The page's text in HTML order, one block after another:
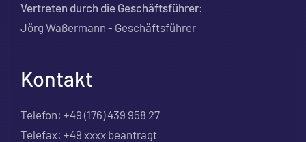
Vertreten durch die Geschäftsführer:
Jörg Waßermann - Geschäftsführer
Kontakt
Telefon: +49 (176) 439 958 27
Telefax: +49 xxxx beantragt